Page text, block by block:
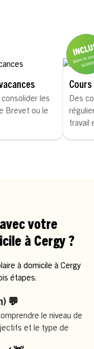
les
Brevet ou le
Des
travail
votre
à Cergy ?
à domicile à Cergy
étapes.
💬
le niveau de
et le type de